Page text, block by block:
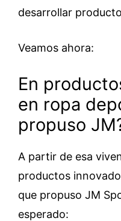
desarrollar
Veamos ahora:
En
en ropa
propuso
A partir de esa
productos
que propuso JM
esperado: